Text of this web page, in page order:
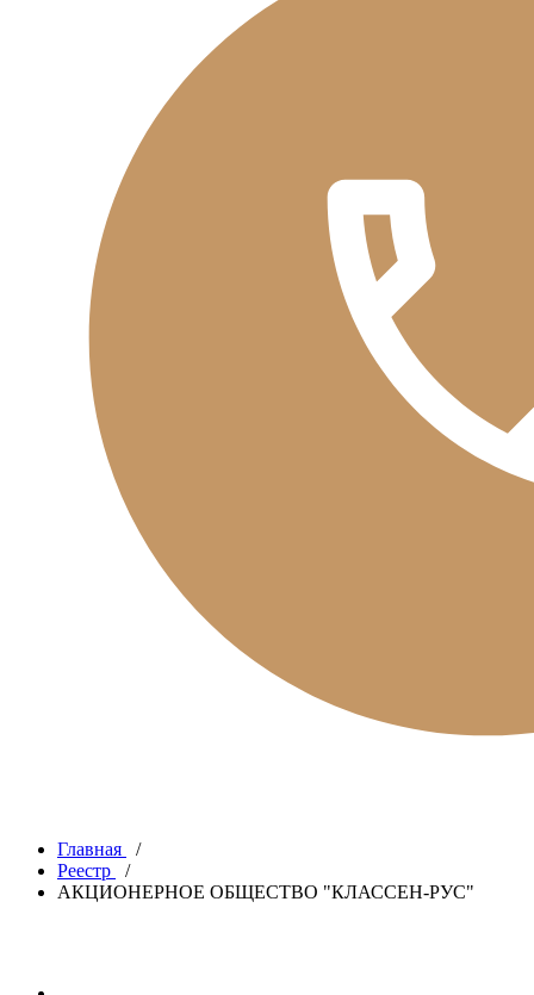
Главная
/
Реестр
/
АКЦИОНЕРНОЕ ОБЩЕСТВО "КЛАССЕН-РУС"